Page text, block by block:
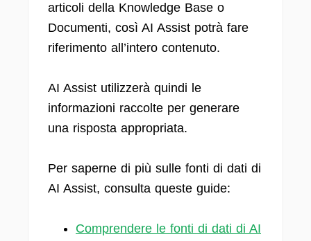
articoli della Knowledge Base o
Documenti, così AI Assist potrà fare
riferimento all’intero contenuto.
AI Assist utilizzerà quindi le
informazioni raccolte per generare
una risposta appropriata.
Per saperne di più sulle fonti di dati di
AI Assist, consulta queste guide:
Comprendere le fonti di dati di AI